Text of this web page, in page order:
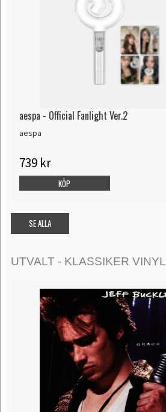
aespa - Official Fanlight Ver.2
aespa
739 kr
KÖP
SE ALLA
UTVALT - KLASSIKER VINYL